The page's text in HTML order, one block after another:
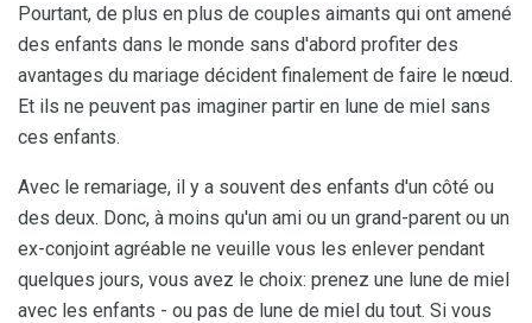
Pourtant, de plus en plus de couples aimants qui ont amené
des enfants dans le monde sans d'abord profiter des
avantages du mariage décident finalement de faire le nœud.
Et ils ne peuvent pas imaginer partir en lune de miel sans
ces enfants.
Avec le remariage, il y a souvent des enfants d'un côté ou
des deux. Donc, à moins qu'un ami ou un grand-parent ou un
ex-conjoint agréable ne veuille vous les enlever pendant
quelques jours, vous avez le choix: prenez une lune de miel
avec les enfants - ou pas de lune de miel du tout. Si vous